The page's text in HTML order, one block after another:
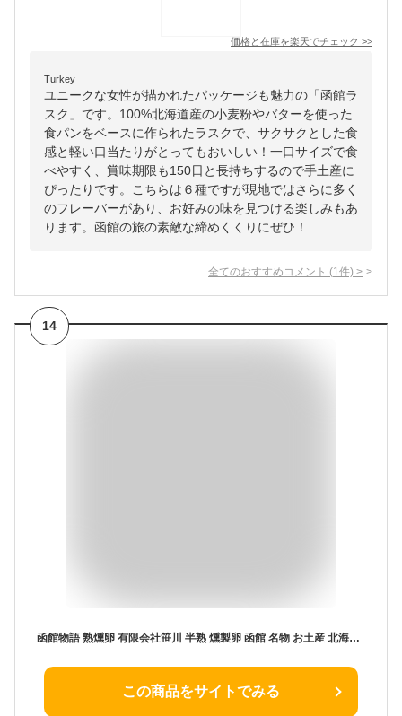
価格と在庫を楽天でチェック >>
Turkey
ユニークな女性が描かれたパッケージも魅力の「函館ラ
スク」です。100%北海道産の小麦粉やバターを使った
食パンをベースに作られたラスクで、サクサクとした食
感と軽い口当たりがとってもおいしい！一口サイズで食
べやすく、賞味期限も150日と長持ちするので手土産に
ぴったりです。こちらは６種ですが現地ではさらに多く
のフレーバーがあり、お好みの味を見つける楽しみもあ
ります。函館の旅の素敵な締めくくりにぜひ！
全てのおすすめコメント (1 件) >
14
函館物語 熟燻卵 有限会社笹川 半熟 燻製卵 函館 名物 お土産 北海道 じゅくくんたま (12個入)
この商品をサイトでみる